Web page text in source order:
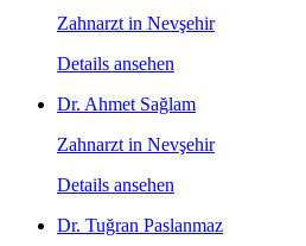
Zahnarzt in Nevşehir
Details ansehen
Dr. Ahmet Sağlam
Zahnarzt in Nevşehir
Details ansehen
Dr. Tuğran Paslanmaz